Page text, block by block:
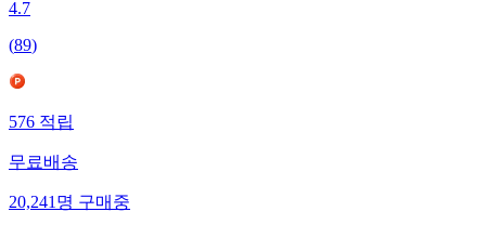
4.7
(89)
576적립
무료배송
20,241명구매중